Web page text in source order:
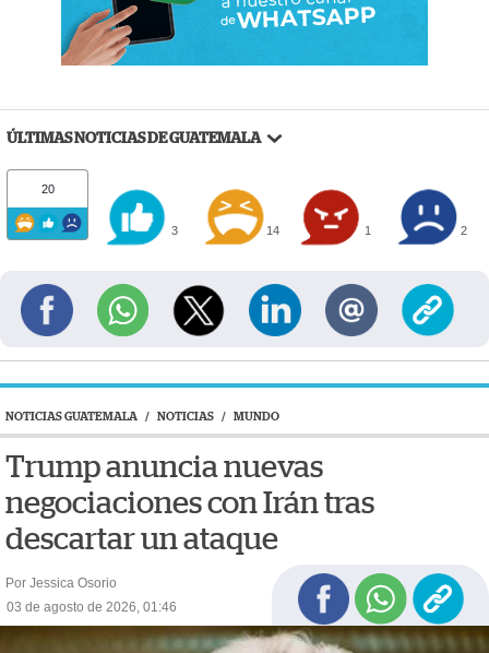
ÚLTIMAS NOTICIAS DE GUATEMALA
20
3 14 1 2
NOTICIAS GUATEMALA / NOTICIAS / MUNDO
Trump anuncia nuevas
negociaciones con Irán tras
descartar un ataque
Por Jessica Osorio
03 de agosto de 2026, 01:46